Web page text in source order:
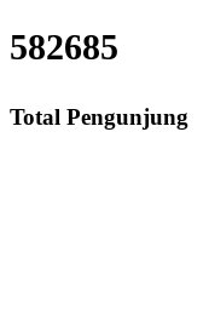
582685
Total Pengunjung